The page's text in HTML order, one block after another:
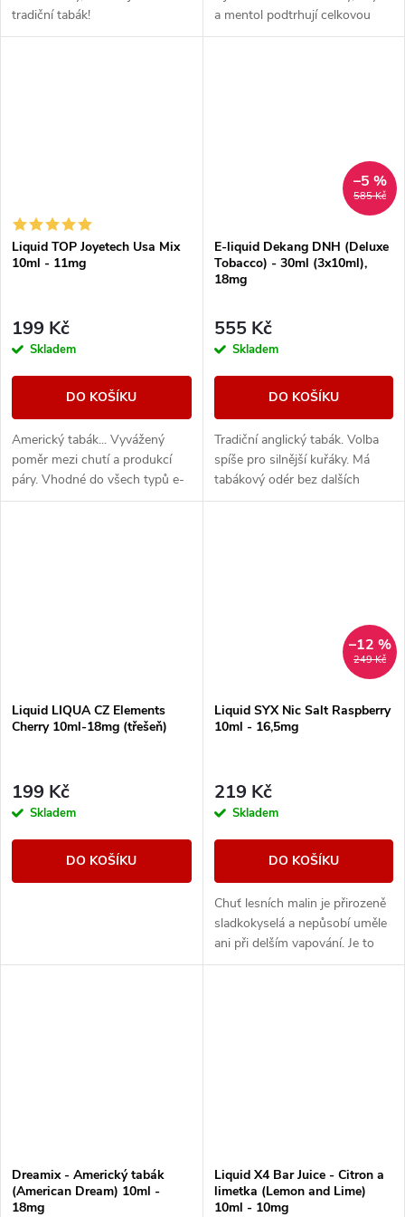
tradiční tabák!
a mentol podtrhují celkovou
kompozici.
Liquid TOP Joyetech Usa Mix
10ml - 11mg
199 Kč
Skladem
DO KOŠÍKU
Americký tabák... Vyvážený
poměr mezi chutí a produkcí
páry. Vhodné do všech typů e-
cigaret
585 Kč
–5 %
E-liquid Dekang DNH (Deluxe
Tobacco) - 30ml (3x10ml),
18mg
555 Kč
Skladem
DO KOŠÍKU
Tradiční anglický tabák. Volba
spíše pro silnější kuřáky. Má
tabákový odér bez dalších
aromatických prvků.
Liquid LIQUA CZ Elements
Cherry 10ml-18mg (třešeň)
199 Kč
Skladem
DO KOŠÍKU
249 Kč
–12 %
Liquid SYX Nic Salt Raspberry
10ml - 16,5mg
219 Kč
Skladem
DO KOŠÍKU
Chuť lesních malin je přirozeně
sladkokyselá a nepůsobí uměle
ani při delším vapování. Je to
ten typ e-liquidu, který tě
Dreamix - Americký tabák
(American Dream) 10ml -
18mg
Liquid X4 Bar Juice - Citron a
limetka (Lemon and Lime)
10ml - 10mg